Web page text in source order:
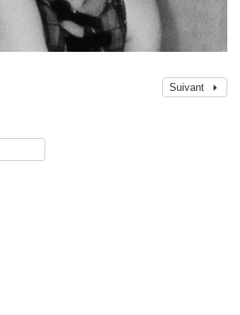
Suivant